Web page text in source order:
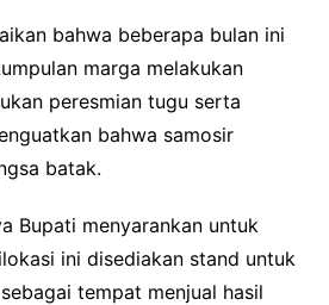
bahwa beberapa bulan ini
marga melakukan
peresmian tugu serta
bahwa samosir
batak.
Bupati menyarankan untuk
ini disediakan stand untuk
tempat menjual hasil